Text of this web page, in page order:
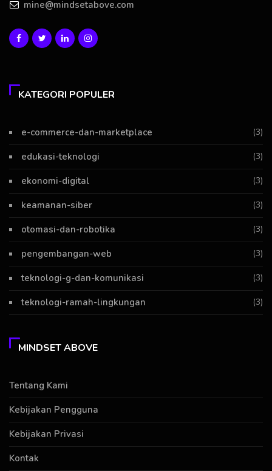
mine@mindsetabove.com
KATEGORI POPULER
e-commerce-dan-marketplace (3)
edukasi-teknologi (3)
ekonomi-digital (3)
keamanan-siber (3)
otomasi-dan-robotika (3)
pengembangan-web (3)
teknologi-g-dan-komunikasi (3)
teknologi-ramah-lingkungan (3)
MINDSET ABOVE
Tentang Kami
Kebijakan Pengguna
Kebijakan Privasi
Kontak